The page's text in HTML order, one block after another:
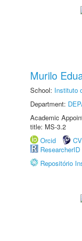
Murilo
School: Instituto
Department:
Academic
title: MS-3.2
Orcid
ResearcherID
Repositório